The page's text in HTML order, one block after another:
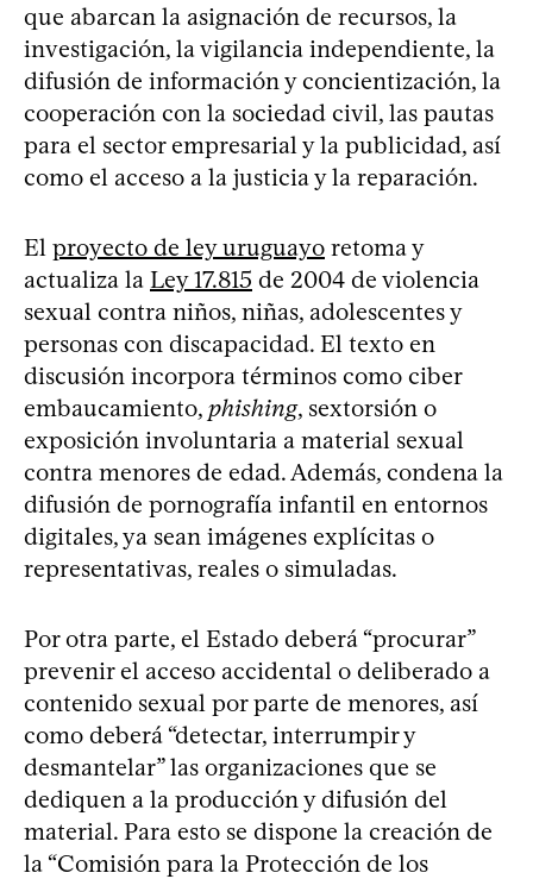
que abarcan la asignación de recursos, la
investigación, la vigilancia independiente, la
difusión de información y concientización, la
cooperación con la sociedad civil, las pautas
para el sector empresarial y la publicidad, así
como el acceso a la justicia y la reparación.
El proyecto de ley uruguayo retoma y
actualiza la Ley 17.815 de 2004 de violencia
sexual contra niños, niñas, adolescentes y
personas con discapacidad. El texto en
discusión incorpora términos como ciber
embaucamiento, phishing, sextorsión o
exposición involuntaria a material sexual
contra menores de edad. Además, condena la
difusión de pornografía infantil en entornos
digitales, ya sean imágenes explícitas o
representativas, reales o simuladas.
Por otra parte, el Estado deberá “procurar”
prevenir el acceso accidental o deliberado a
contenido sexual por parte de menores, así
como deberá “detectar, interrumpir y
desmantelar” las organizaciones que se
dediquen a la producción y difusión del
material. Para esto se dispone la creación de
la “Comisión para la Protección de los